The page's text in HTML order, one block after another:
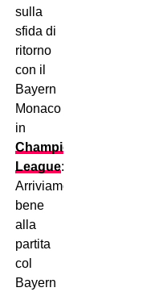
sulla
sfida di
ritorno
con il
Bayern
Monaco
in
Champions
League:
Arriviamo
bene
alla
partita
col
Bayern